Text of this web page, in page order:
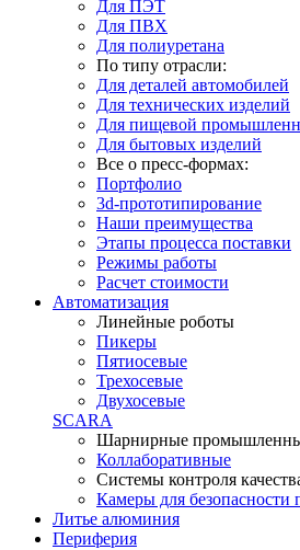
Для ПЭТ
Для ПВХ
Для полиуретана
По типу отрасли:
Для деталей автомобилей
Для технических изделий
Для пищевой
Для бытовых изделий
Все о пресс-формах:
Портфолио
3d-прототипирование
Наши преимущества
Этапы процесса поставки
Режимы работы
Расчет стоимости
Автоматизация
Линейные роботы
Пикеры
Пятиосевые
Трехосевые
Двухосевые
SCARA
Шарнирные
Коллаборативные
Системы контроля
Камеры для безопасности
Литье алюминия
Периферия